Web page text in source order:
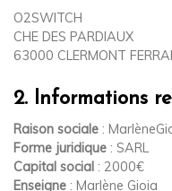
O2SWITCH
CHE DES PARDIAUX
63000 CLERMONT
2. Informations
Raison sociale :
Forme juridique : SARL
Capital social : 2000€
Enseigne : Marlène Gioia